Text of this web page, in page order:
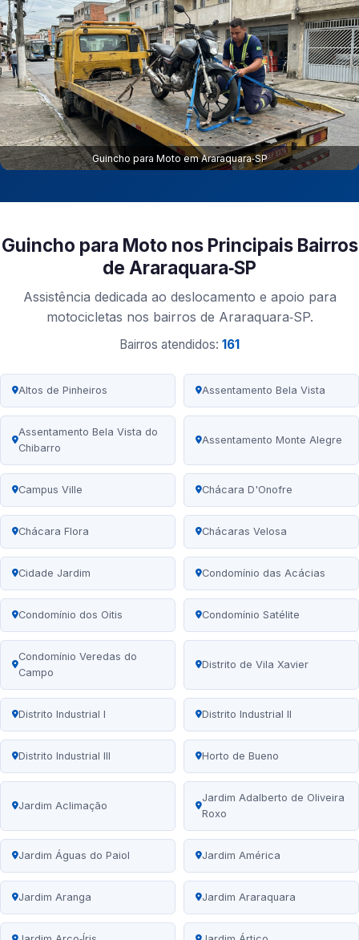
Guincho para Moto em Araraquara‑SP
Guincho para Moto nos Principais Bairros
de Araraquara‑SP
Assistência dedicada ao deslocamento e apoio para
motocicletas nos bairros de Araraquara‑SP.
Bairros atendidos: 161
Altos de Pinheiros Assentamento Bela Vista
Assentamento Bela Vista do
Chibarro
Assentamento Monte Alegre
Campus Ville Chácara D'Onofre
Chácara Flora Chácaras Velosa
Cidade Jardim Condomínio das Acácias
Condomínio dos Oitis Condomínio Satélite
Condomínio Veredas do
Campo
Distrito de Vila Xavier
Distrito Industrial I Distrito Industrial II
Distrito Industrial III Horto de Bueno
Jardim Aclimação
Jardim Adalberto de Oliveira
Roxo
Jardim Águas do Paiol Jardim América
Jardim Aranga Jardim Araraquara